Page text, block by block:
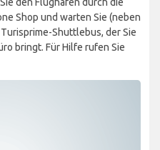
Shop und warten Sie (neben
Shuttlebus, der Sie
bringt. Für Hilfe rufen Sie